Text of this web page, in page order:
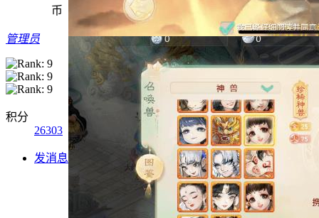
币
管理员
积分
26303
发消息